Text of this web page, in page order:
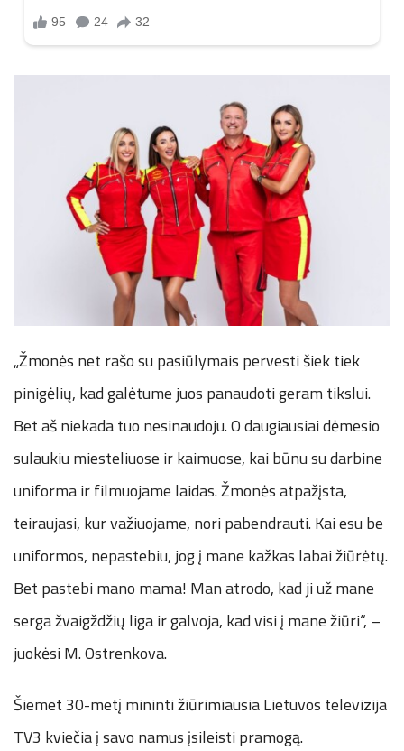
„Žmonės net rašo su pasiūlymais pervesti šiek tiek
pinigėlių, kad galėtume juos panaudoti geram tikslui.
Bet aš niekada tuo nesinaudoju. O daugiausiai dėmesio
sulaukiu miesteliuose ir kaimuose, kai būnu su darbine
uniforma ir filmuojame laidas. Žmonės atpažįsta,
teiraujasi, kur važiuojame, nori pabendrauti. Kai esu be
uniformos, nepastebiu, jog į mane kažkas labai žiūrėtų.
Bet pastebi mano mama! Man atrodo, kad ji už mane
serga žvaigždžių liga ir galvoja, kad visi į mane žiūri“, –
juokėsi M. Ostrenkova.
Šiemet 30-metį mininti žiūrimiausia Lietuvos televizija
TV3 kviečia į savo namus įsileisti pramogą.